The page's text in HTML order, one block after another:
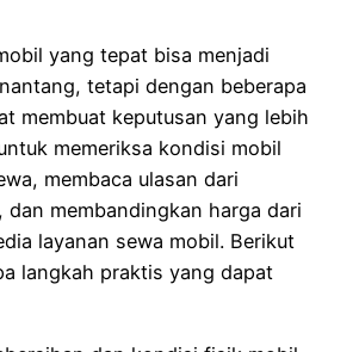
yang tepat bisa menjadi
tetapi dengan beberapa
membuat keputusan yang lebih
memeriksa kondisi mobil
membaca ulasan dari
dan membandingkan harga dari
layanan sewa mobil. Berikut
langkah praktis yang dapat